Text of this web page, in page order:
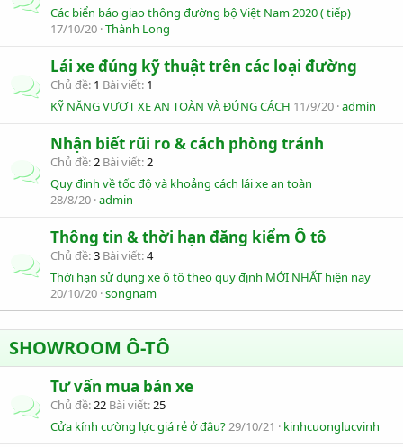
Các biển báo giao thông đường bộ Việt Nam 2020 ( tiếp)
17/10/20 Thành Long
Lái xe đúng kỹ thuật trên các loại đường
Chủ đề 1 Bài viết 1
KỸ NĂNG VƯỢT XE AN TOÀN VÀ ĐÚNG CÁCH 11/9/20 admin
Nhận biết rũi ro & cách phòng tránh
Chủ đề 2 Bài viết 2
Quy đinh về tốc độ và khoảng cách lái xe an toàn
28/8/20 admin
Thông tin & thời hạn đăng kiểm Ô tô
Chủ đề 3 Bài viết 4
Thời hạn sử dụng xe ô tô theo quy định MỚI NHẤT hiện nay
20/10/20 songnam
SHOWROOM Ô-TÔ
Tư vấn mua bán xe
Chủ đề 22 Bài viết 25
Cửa kính cường lực giá rẻ ở đâu?29/10/21 kinhcuonglucvinh